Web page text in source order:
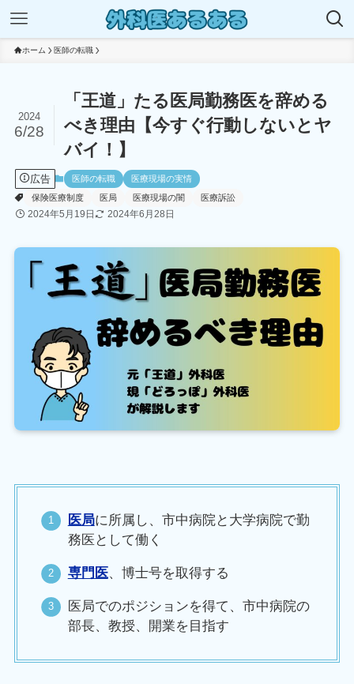
ホーム 医師の転職
「王道」たる医局勤務医を辞める
べき理由【今すぐ行動しないとヤ
バイ！】
2024
6/28
広告 医師の転職
医療現場の実情
保険医療制度
医局 医療現場の闇 医療訴訟
2024年5月19日 2024年6月28日
医局に所属し、市中病院と大学病院で勤
務医として働く
専門医、博士号を取得する
医局でのポジションを得て、市中病院の
部長、教授、開業を目指す